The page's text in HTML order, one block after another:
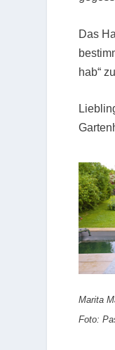
Das
hab“
Marita
Foto: